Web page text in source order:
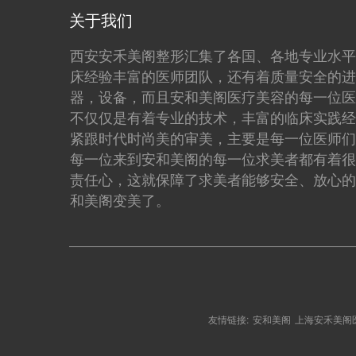
关于我们
西安安禾美阁整形汇集了各国、各地专业水
床经验丰富的医师团队，还有着质量安全的
器，设备，而且安和美阁医疗美容的每一位
不仅仅是有着专业的技术，丰富的临床实践
紧跟时代时尚美的审美，主要是每一位医师
每一位来到安和美阁的每一位求美者都有着
责任心，这就保障了求美者能够安全、放心
和美阁变美了。
友情链接: 安和美阁 上海安禾美